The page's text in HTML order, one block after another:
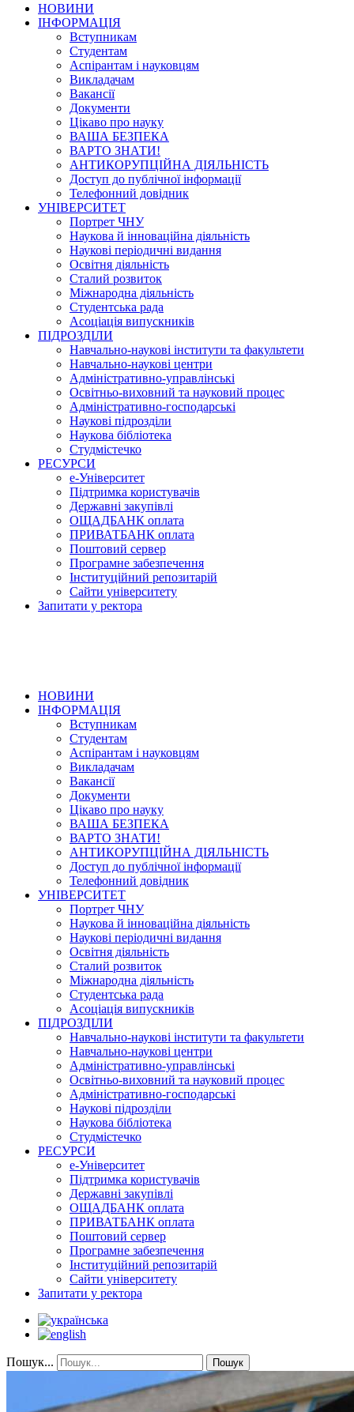
НОВИНИ
ІНФОРМАЦІЯ
Вступникам
Студентам
Аспірантам і науковцям
Викладачам
Вакансії
Документи
Цікаво про науку
ВАША БЕЗПЕКА
ВАРТО ЗНАТИ!
АНТИКОРУПЦІЙНА ДІЯЛЬНІСТЬ
Доступ до публічної інформації
Телефонний довідник
УНІВЕРСИТЕТ
Портрет ЧНУ
Наукова й інноваційна діяльність
Наукові періодичні видання
Освітня діяльність
Сталий розвиток
Міжнародна діяльність
Студентська рада
Асоціація випускників
ПІДРОЗДІЛИ
Навчально-наукові інститути та факультети
Навчально-наукові центри
Адміністративно-управлінські
Освітньо-виховний та науковий процес
Адміністративно-господарські
Наукові підрозділи
Наукова бібліотека
Студмістечко
РЕСУРСИ
е-Університет
Підтримка користувачів
Державні закупівлі
ОЩАДБАНК оплата
ПРИВАТБАНК оплата
Поштовий сервер
Програмне забезпечення
Інституційний репозитарій
Сайти університету
Запитати у ректора
НОВИНИ
ІНФОРМАЦІЯ
Вступникам
Студентам
Аспірантам і науковцям
Викладачам
Вакансії
Документи
Цікаво про науку
ВАША БЕЗПЕКА
ВАРТО ЗНАТИ!
АНТИКОРУПЦІЙНА ДІЯЛЬНІСТЬ
Доступ до публічної інформації
Телефонний довідник
УНІВЕРСИТЕТ
Портрет ЧНУ
Наукова й інноваційна діяльність
Наукові періодичні видання
Освітня діяльність
Сталий розвиток
Міжнародна діяльність
Студентська рада
Асоціація випускників
ПІДРОЗДІЛИ
Навчально-наукові інститути та факультети
Навчально-наукові центри
Адміністративно-управлінські
Освітньо-виховний та науковий процес
Адміністративно-господарські
Наукові підрозділи
Наукова бібліотека
Студмістечко
РЕСУРСИ
е-Університет
Підтримка користувачів
Державні закупівлі
ОЩАДБАНК оплата
ПРИВАТБАНК оплата
Поштовий сервер
Програмне забезпечення
Інституційний репозитарій
Сайти університету
Запитати у ректора
Пошук... Пошук